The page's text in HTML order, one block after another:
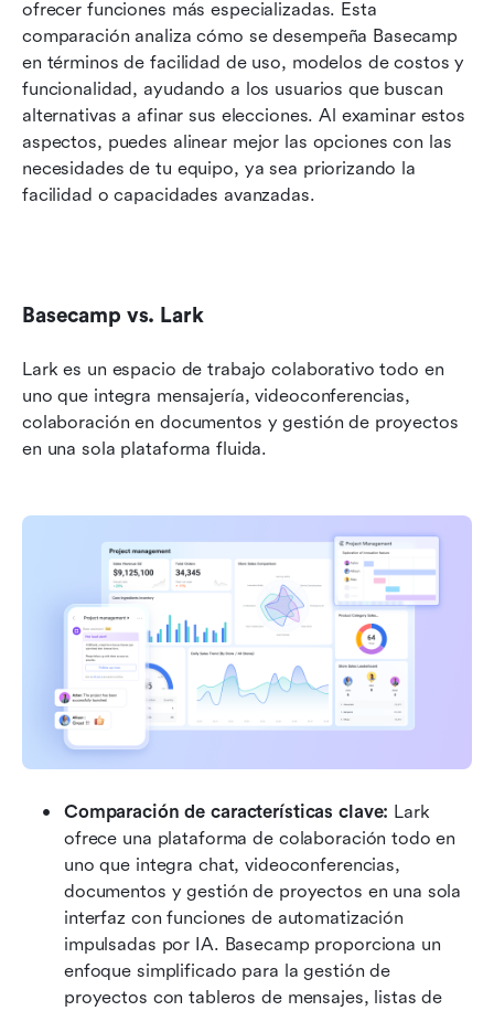
ofrecer funciones más especializadas. Esta
comparación analiza cómo se desempeña Basecamp
en términos de facilidad de uso, modelos de costos y
funcionalidad, ayudando a los usuarios que buscan
alternativas a afinar sus elecciones. Al examinar estos
aspectos, puedes alinear mejor las opciones con las
necesidades de tu equipo, ya sea priorizando la
facilidad o capacidades avanzadas.
Basecamp vs. Lark
Lark es un espacio de trabajo colaborativo todo en
uno que integra mensajería, videoconferencias,
colaboración en documentos y gestión de proyectos
en una sola plataforma fluida.
Comparación de características clave: Lark
ofrece una plataforma de colaboración todo en
uno que integra chat, videoconferencias,
documentos y gestión de proyectos en una sola
interfaz con funciones de automatización
impulsadas por IA. Basecamp proporciona un
enfoque simplificado para la gestión de
proyectos con tableros de mensajes, listas de